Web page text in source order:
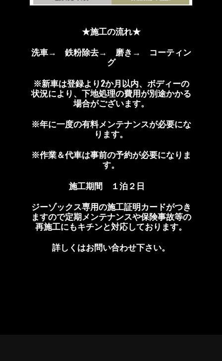
★施工の流れ★
洗車→ 鉄粉除去→ 磨き→ コーティン
グ
※新車は登録より2か月以内、ボディーの
状況により、下地処理の費用が別途かかる
場合がございます。
※年に一度の有料メンテナンスが必要にな
ります。
※作業＆代車は事前の予約が必要になりま
す。
施工期間 １泊２日
ジーゾックス専用の施工証明カードがつき
ますので定期メンテナンスや保険事故等の
再施工にもキチンと対応しております。
詳しくはお問い合わせ下さい。